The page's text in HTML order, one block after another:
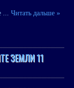
... Читать дальше »
ЗЕМЛИ 11